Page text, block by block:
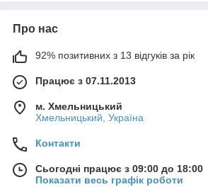
Про нас
92% позитивних з 13 відгуків за рік
Працює з 07.11.2013
м. Хмельницький
Хмельницький, Україна
Контакти
Сьогодні працює з 09:00 до 18:00
Показати весь графік роботи